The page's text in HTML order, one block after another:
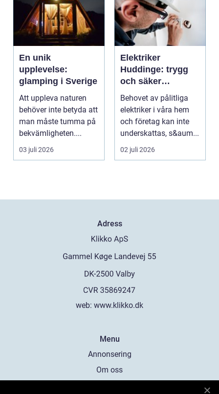
En unik
upplevelse:
glamping i Sverige
Att uppleva naturen
behöver inte betyda att
man måste tumma på
bekvämligheten....
03 juli 2026
Elektriker
Huddinge: trygg
och säker
elinstallation
Behovet av pålitliga
elektriker i våra hem
och företag kan inte
underskattas, s&aum...
02 juli 2026
Adress
web: www.klikko.dk
Menu
Annonsering
Om oss